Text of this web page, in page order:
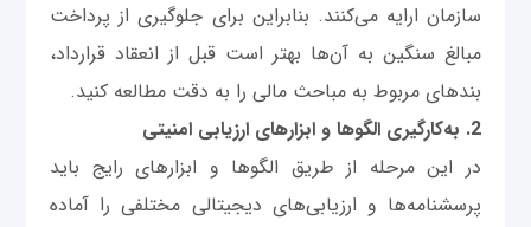
سازمان ارایه می‌کنند. بنابراین برای جلوگیری از پرداخت
مبالغ سنگین به آن‌ها بهتر است قبل از انعقاد قرارداد،
بندهای مربوط به مباحث مالی را به دقت مطالعه کنید.
2. به‌کارگیری الگوها و ابزارهای ارزیابی امنیتی
در این مرحله از طریق الگوها و ابزارهای رایج باید
پرسشنامه‌ها و ارزیابی‌های دیجیتالی مختلفی را آماده